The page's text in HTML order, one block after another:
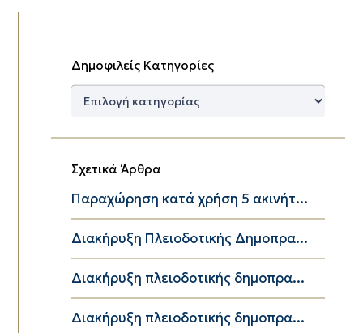
Δημοφιλείς Κατηγορίες
Δημοφιλείς
Σχετικά Άρθρα
Παραχώρηση κατά χρήση 5 ακινήτ...
Διακήρυξη Πλειοδοτικής Δημοπρα...
Διακήρυξη πλειοδοτικής δημοπρα...
Διακήρυξη πλειοδοτικής δημοπρα...